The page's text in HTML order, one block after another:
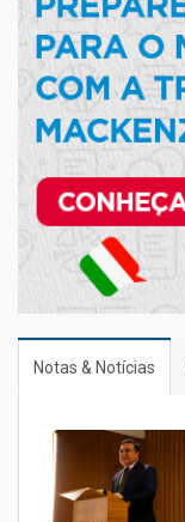
Notas & Notícias